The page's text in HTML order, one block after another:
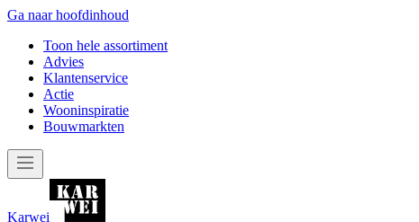
Ga naar hoofdinhoud
Toon hele assortiment
Advies
Klantenservice
Actie
Wooninspiratie
Bouwmarkten
Karwei